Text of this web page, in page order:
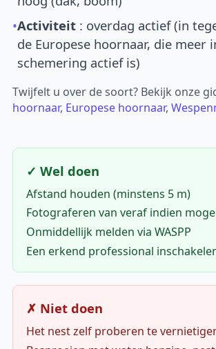
•Activiteit : overdag actief (in
de Europese hoornaar, die meer
schemering actief is)
Twijfelt u over de soort? Bekijk onze
hoornaar, Europese hoornaar,
✓ Wel doen
Afstand houden (minstens 5 m)
Fotograferen van veraf indien
Onmiddellijk melden via WASPP
Een erkend professional
✗ Niet doen
Het nest zelf proberen te